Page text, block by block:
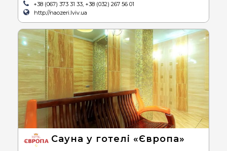
+38 (067) 373 31 33, +38 (032) 267 56 01
http://naozeri.lviv.ua
Сауна у готелі «Європа»